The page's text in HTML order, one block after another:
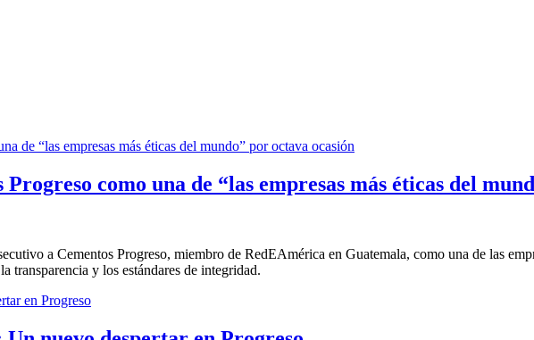
como una de “las empresas más éticas del
a Cementos Progreso, miembro de RedEAmérica en Guatemala, como una de las
y los estándares de integridad.